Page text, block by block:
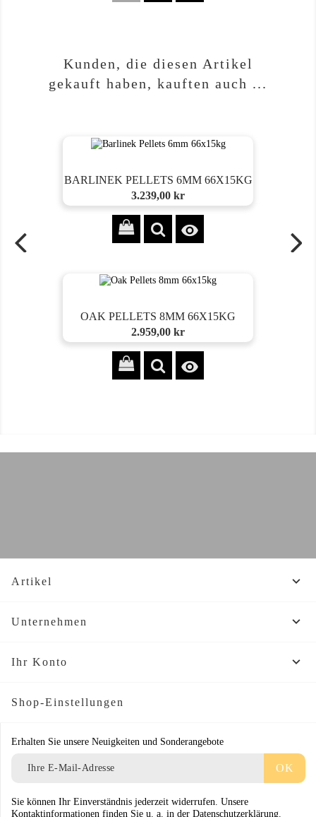
Kunden, die diesen Artikel
gekauft haben, kauften auch ...
BARLINEK PELLETS 6MM 66X15KG
Preis
3.239,00 kr

OAK PELLETS 8MM 66X15KG
Preis
2.959,00 kr

Artikel 
Unternehmen 
Ihr Konto 
Shop-Einstellungen
Erhalten Sie unsere Neuigkeiten und Sonderangebote
Sie können Ihr Einverständnis jederzeit widerrufen. Unsere
Kontaktinformationen finden Sie u. a. in der Datenschutzerklärung.